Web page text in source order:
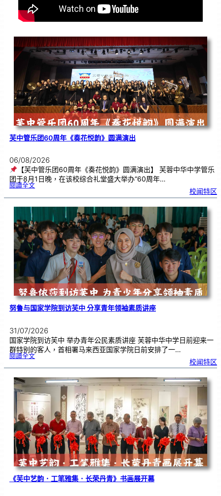
芙中管乐团60周年《奏花悦韵》圆满演出
06/08/2026
【芙中管乐团60周年《奏花悦韵》圆满演出】 芙蓉中华中学管乐
团于8月1日晚，在该校综合礼堂盛大举办“60周年…
閱讀全文:芙
乐
6
0
《
奏
花
悦
韵
》
圆
满
演
出
校闻特区
努鲁与国家学院到访芙中 分享青年领袖素质讲座
31/07/2026
国家学院到访芙中 举办青年公民素质讲座 芙蓉中华中学日前迎来一
群特别的客人，首相署马来西亚国家学院日前安排了一…
閱讀全文:努
国
学
院
到
访
中
分
享
青
年
领
袖
素
质
讲
座
校闻特区
《芙中艺韵．工笔雅集．长荣丹青》书画展开幕